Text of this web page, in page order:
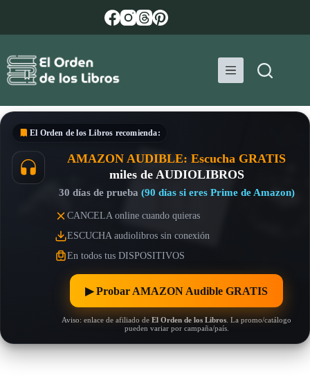
El Orden de los Libros recomienda:
AMAZON AUDIBLE: Escucha GRATIS
miles de AUDIOLIBROS
30 días de prueba (90 días si eres Prime de Amazon)
CANCELA online cuando quieras
ESCUCHA audiolibros sin conexión
En todos tus DISPOSITIVOS
▶︎ Probar AMAZON Audible GRATIS
Aviso: enlace de afiliado de El Orden de los Libros . La promo/catálogo
pueden variar por campaña/país.